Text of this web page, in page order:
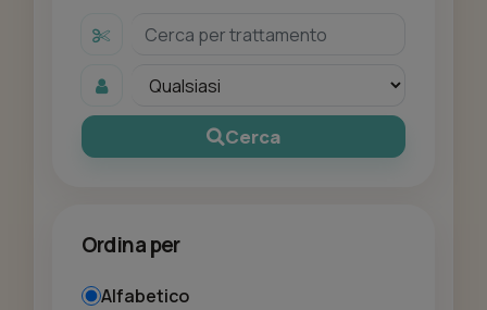
Cerca
Ordina per
Alfabetico